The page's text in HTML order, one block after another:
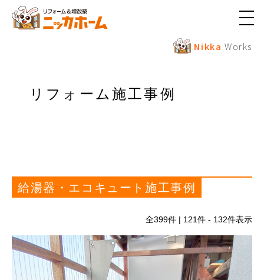
メ
ュ
Nikka Works
リフォーム施工事例
給湯器・エコキュート施工事例
全399件 | 121件 - 132件表示